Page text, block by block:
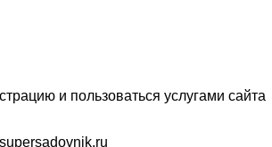
и пользоваться услугами сайта